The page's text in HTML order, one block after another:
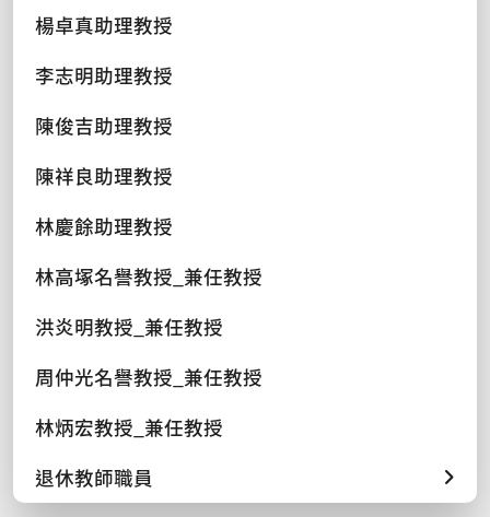
楊卓真助理教授
李志明助理教授
陳俊吉助理教授
陳祥良助理教授
林慶餘助理教授
林高塚名譽教授_兼任教授
洪炎明教授_兼任教授
周仲光名譽教授_兼任教授
林炳宏教授_兼任教授
退休教師職員